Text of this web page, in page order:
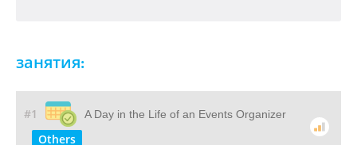
занятия:
#1 A Day in the Life of an Events Organizer
Others